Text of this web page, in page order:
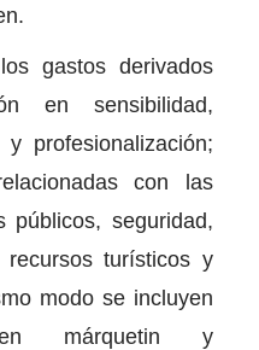
gastos derivados
en sensibilidad,
profesionalización;
con las
públicos, seguridad,
recursos turísticos y
modo se incluyen
márquetin y